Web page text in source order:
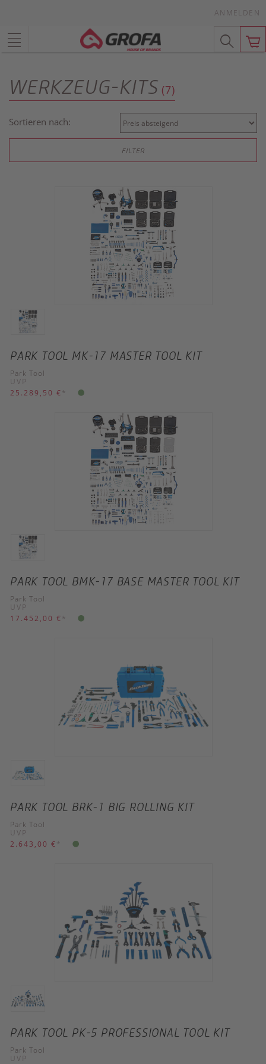
ANMELDEN
WERKZEUG-KITS (7)
Sortieren nach:
FILTER
PARK TOOL MK-17 MASTER TOOL KIT
Park Tool
UVP
25.289,50 € *
PARK TOOL BMK-17 BASE MASTER TOOL KIT
Park Tool
UVP
17.452,00 € *
PARK TOOL BRK-1 BIG ROLLING KIT
Park Tool
UVP
2.643,00 € *
PARK TOOL PK-5 PROFESSIONAL TOOL KIT
Park Tool
UVP